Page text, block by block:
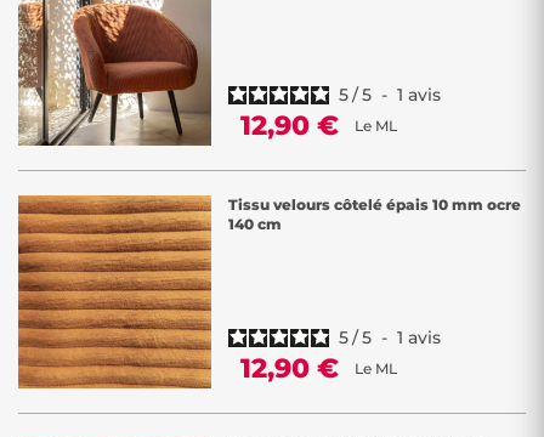
5/5 - 1 avis
12,90 € Le ML
Tissu velours côtelé épais 10 mm ocre
140 cm
5/5 - 1 avis
12,90 € Le ML